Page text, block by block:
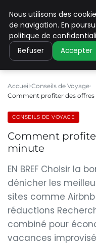
PILAT
Accueil Conseils de Voyage
Comment profiter des
CONSEILS DE VOYAGE
Comment
minute
EN BREF Choisir la
dénicher les
sites comme
réductions
combiné pour
vacances
Nous utilisons des
de navigation. En
politique de
Refuser Accepter